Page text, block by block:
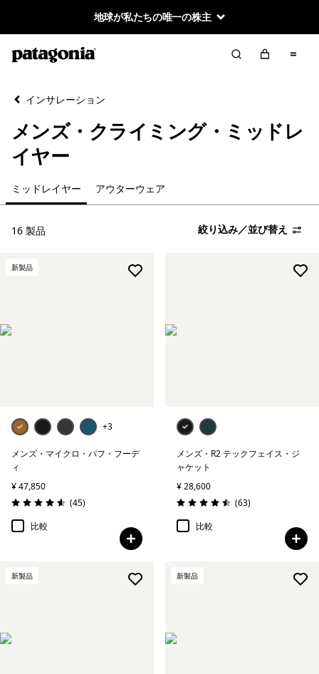
地球が私たちの唯一の株主
絞り込み／並び替え
絞り込み
カテゴリー
ミッドレイヤー
絞り込み
在庫のあるサイズ
絞り込み
絞り込み
保温指標
絞り込み
気象条件
インサレーション
メンズ・クライミング・ミッドレ
イヤー
ミッドレイヤー アウターウェア
16 製品 絞り込み／並び替え
新製品
+3
メンズ・マイクロ・パフ・フーデ
ィ
¥ 47,850
評価: 4.6 / 5
(45レビュー
)
比較
メンズ・R2 テックフェイス・ジ
ャケット
¥ 28,600
評価: 4.5 / 5
(63レビュー
)
比較
新製品 新製品